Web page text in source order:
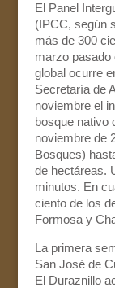
El Panel
(IPCC, según
más de 300
marzo pasado
global ocurre
Secretaría de
noviembre el
bosque nativo
noviembre de
Bosques)
de hectáreas.
minutos. En
ciento de los
Formosa y
La primera
San José de
El Duraznillo